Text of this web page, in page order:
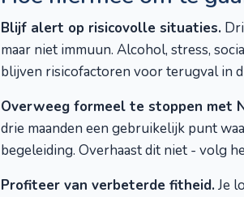
Blijf alert op risicovolle situaties.
maar niet immuun. Alcohol, stress,
blijven risicofactoren voor terugval in
Overweeg formeel te stoppen met
drie maanden een gebruikelijk punt
begeleiding. Overhaast dit niet - volg
Profiteer van verbeterde fitheid.Je